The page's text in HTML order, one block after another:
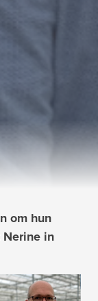
om hun
in